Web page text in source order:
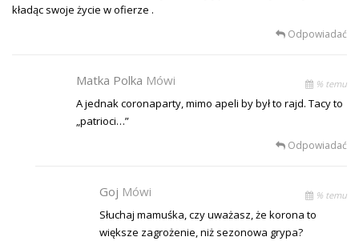
kładąc swoje życie w ofierze .
Odpowiadać
Matka Polka Mówi % temu
A jednak coronaparty, mimo apeli by był to rajd. Tacy to
„patrioci…”
Odpowiadać
Goj Mówi % temu
Słuchaj mamuśka, czy uważasz, że korona to
większe zagrożenie, niż sezonowa grypa?